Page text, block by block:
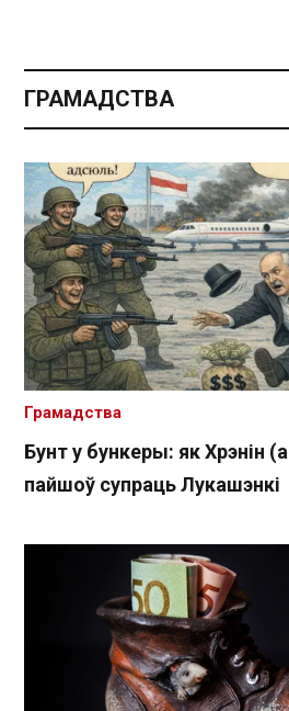
ГРАМАДСТВА
Бунт у бункеры: як Хрэнін
пайшоў супраць Лукашэнкі
Грамадства